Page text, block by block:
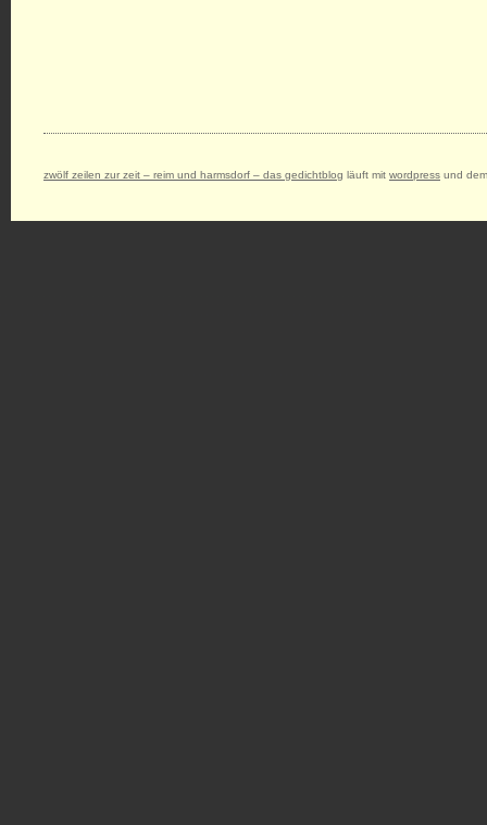
zwölf zeilen zur zeit – reim und harmsdorf – das gedichtblog läuft mit wordpress und